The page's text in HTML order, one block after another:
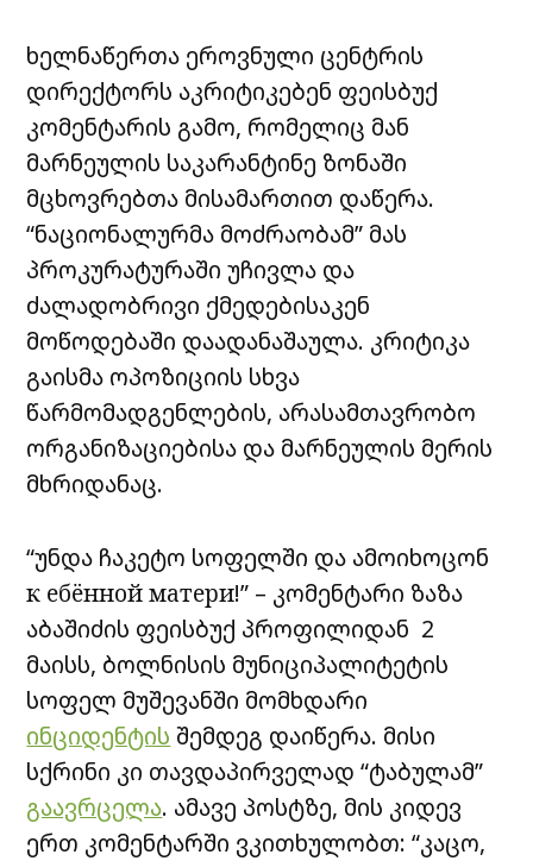
ხელნაწერთა ეროვნული ცენტრის
დირექტორს აკრიტიკებენ ფეისბუქ
კომენტარის გამო, რომელიც მან
მარნეულის საკარანტინე ზონაში
მცხოვრებთა მისამართით დაწერა.
“ნაციონალურმა მოძრაობამ” მას
პროკურატურაში უჩივლა და
ძალადობრივი ქმედებისაკენ
მოწოდებაში დაადანაშაულა. კრიტიკა
გაისმა ოპოზიციის სხვა
წარმომადგენლების, არასამთავრობო
ორგანიზაციებისა და მარნეულის მერის
მხრიდანაც.
“უნდა ჩაკეტო სოფელში და ამოიხოცონ
к ебённой матери!” – კომენტარი ზაზა
აბაშიძის ფეისბუქ პროფილიდან 2
მაისს, ბოლნისის მუნიციპალიტეტის
სოფელ მუშევანში მომხდარი
ინციდენტის შემდეგ დაიწერა. მისი
სქრინი კი თავდაპირველად “ტაბულამ”
გაავრცელა. ამავე პოსტზე, მის კიდევ
ერთ კომენტარში ვკითხულობთ: “კაცო,